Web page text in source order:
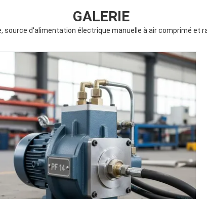
GALERIE
source d'alimentation électrique manuelle à air comprimé